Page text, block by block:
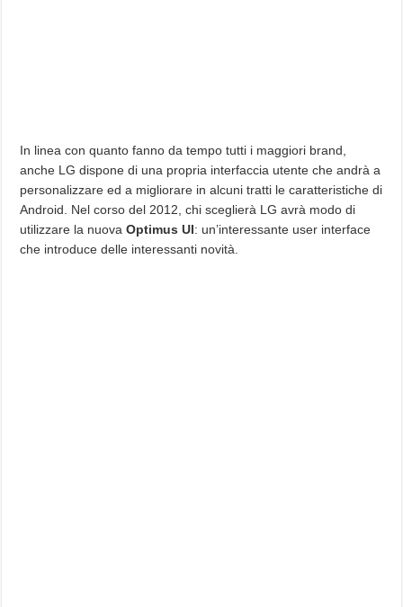
In linea con quanto fanno da tempo tutti i maggiori brand,
anche LG dispone di una propria interfaccia utente che andrà a
personalizzare ed a migliorare in alcuni tratti le caratteristiche di
Android. Nel corso del 2012, chi sceglierà LG avrà modo di
utilizzare la nuova Optimus UI: un’interessante user interface
che introduce delle interessanti novità.